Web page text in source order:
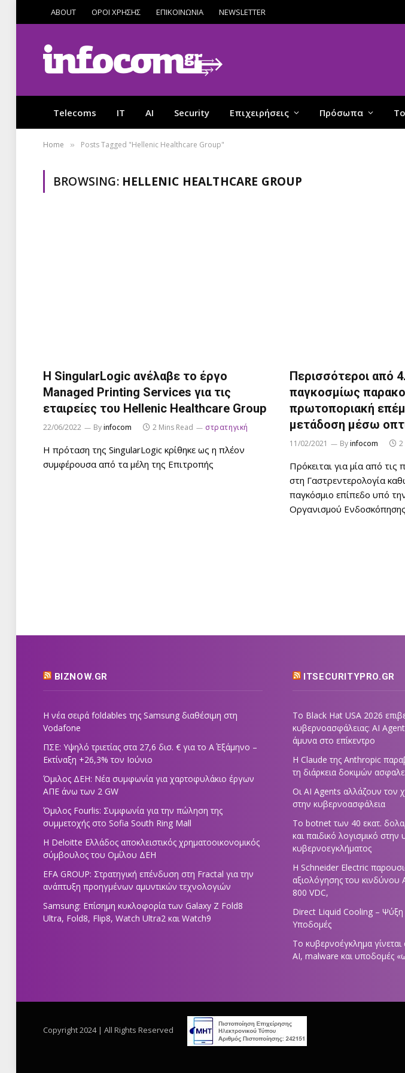
ABOUT ΟΡΟΙ ΧΡΗΣΗΣ ΕΠΙΚΟΙΝΩΝΙΑ NEWSLETTER
Telecoms IT AI Security Επιχειρήσεις Πρόσωπα
Home » Posts Tagged "Hellenic Healthcare Group"
BROWSING: HELLENIC HEALTHCARE GROUP
Η SingularLogic ανέλαβε το έργο
Managed Printing Services για τις
εταιρείες του Hellenic Healthcare Group
22/06/2022 Byinfocom 2 Mins Read στρατηγική
Η πρόταση της SingularLogic κρίθηκε ως η πλέον
συμφέρουσα από τα μέλη της Επιτροπής
Περισσότεροι από
παγκοσμίως
πρωτοποριακή
μετάδοση μέσω
11/02/2021 Byinfocom 2
Πρόκειται για μία από τις
στη Γαστρεντερολογία
παγκόσμιο επίπεδο υπό
Οργανισμού Ενδοσκόπησης
BIZNOW.GR
Η νέα σειρά foldables της Samsung διαθέσιμη στη
Vodafone
ΠΣΕ: Υψηλό τριετίας στα 27,6 δισ. € για το Α΄ Εξάμηνο –
Εκτίναξη +26,3% τον Ιούνιο
Όμιλος ΔΕΗ: Νέα συμφωνία για χαρτοφυλάκιο έργων
ΑΠΕ άνω των 2 GW
Όμιλος Fourlis: Συμφωνία για την πώληση της
συμμετοχής στο Sofia South Ring Mall
Η Deloitte Ελλάδος αποκλειστικός χρηματοοικονομικός
σύμβουλος του Ομίλου ΔΕΗ
EFA GROUP: Στρατηγική επένδυση στη Fractal για την
ανάπτυξη προηγμένων αμυντικών τεχνολογιών
Samsung: Επίσημη κυκλοφορία των Galaxy Z Fold8
Ultra, Fold8, Flip8, Watch Ultra2 και Watch9
ITSECURITYPRO.GR
Το Black Hat USA 2026
κυβερνοασφάλειας: AI
άμυνα στο επίκεντρο
Η Claude της Anthropic
τη διάρκεια δοκιμών
Οι AI Agents αλλάζουν τον
στην κυβερνοασφάλεια
Το botnet των 40 εκατ.
και παιδικό λογισμικό στην
κυβερνοεγκλήματος
Η Schneider Electric
αξιολόγησης του
800 VDC,
Direct Liquid Cooling –
Υποδομές
Το κυβερνοέγκλημα
AI, malware και υποδομές
Copyright 2024 | All Rights Reserved